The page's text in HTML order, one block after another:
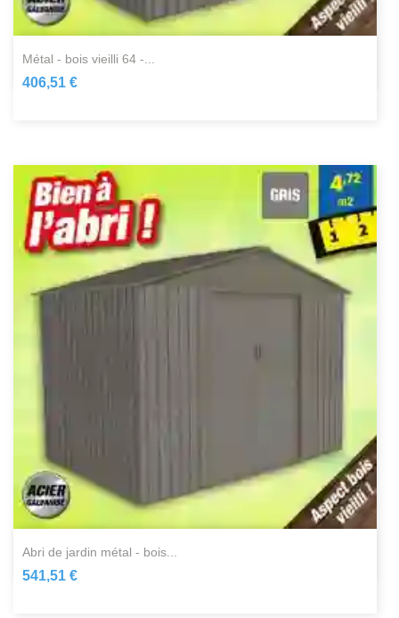
métal - bois vieilli 64 -...
406,51 €
abri de jardin métal - bois...
541,51 €